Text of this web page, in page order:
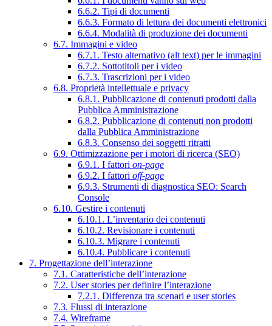
6.6.2. Tipi di documenti
6.6.3. Formato di lettura dei documenti elettronici
6.6.4. Modalità di produzione dei documenti
6.7. Immagini e video
6.7.1. Testo alternativo (alt text) per le immagini
6.7.2. Sottotitoli per i video
6.7.3. Trascrizioni per i video
6.8. Proprietà intellettuale e privacy
6.8.1. Pubblicazione di contenuti prodotti dalla
Pubblica Amministrazione
6.8.2. Pubblicazione di contenuti non prodotti
dalla Pubblica Amministrazione
6.8.3. Consenso dei soggetti ritratti
6.9. Ottimizzazione per i motori di ricerca (SEO)
6.9.1. I fattori on-page
6.9.2. I fattori off-page
6.9.3. Strumenti di diagnostica SEO: Search
Console
6.10. Gestire i contenuti
6.10.1. L’inventario dei contenuti
6.10.2. Revisionare i contenuti
6.10.3. Migrare i contenuti
6.10.4. Pubblicare i contenuti
7. Progettazione dell’interazione
7.1. Caratteristiche dell’interazione
7.2. User stories per definire l’interazione
7.2.1. Differenza tra scenari e user stories
7.3. Flussi di interazione
7.4. Wireframe